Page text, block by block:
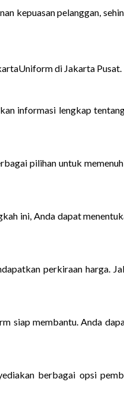
kepuasan pelanggan,
di Jakarta Pusat.
informasi lengkap
pilihan untuk
ini, Anda dapat
perkiraan harga.
siap membantu. Anda
berbagai opsi